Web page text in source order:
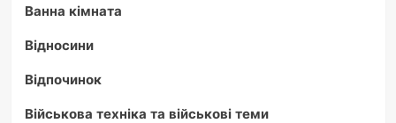
Ванна кімната
Відносини
Відпочинок
Військова техніка та військові теми